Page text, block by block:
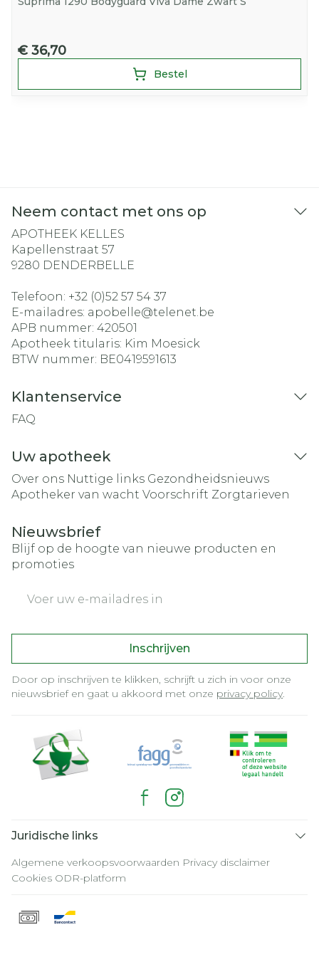
€ 36,70
Bestel
Neem contact met ons op
APOTHEEK KELLES
Kapellenstraat 57
9280 DENDERBELLE
Telefoon: +32 (0)52 57 54 37
E-mailadres: apobelle@telenet.be
APB nummer: 420501
Apotheek titularis: Kim Moesick
BTW nummer: BE0419591613
Klantenservice
FAQ
Uw apotheek
Over ons Nuttige links Gezondheidsnieuws
Apotheker van wacht Voorschrift Zorgtarieven
Nieuwsbrief
Blijf op de hoogte van nieuwe producten en
promoties
Inschrijven
Door op inschrijven te klikken, schrijft u zich in voor onze
nieuwsbrief en gaat u akkoord met onze privacy policy.
Juridische links
Algemene verkoopsvoorwaarden Privacy disclaimer
Cookies ODR-platform